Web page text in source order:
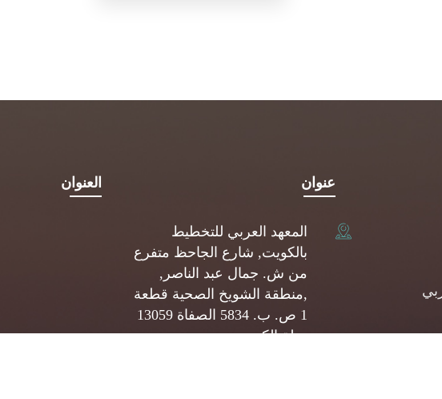
العنوان عنوان
المعهد العربي للتخطيط
بالكويت, شارع الجاحظ متفرع
من ش. جمال عبد الناصر,
,منطقة الشويخ الصحية قطعة
1 ص. ب. 5834 الصفاة 13059
دولة الكويت